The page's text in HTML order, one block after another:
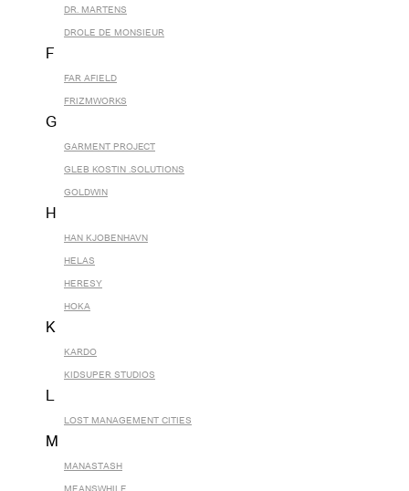
DR. MARTENS
DROLE DE MONSIEUR
F
FAR AFIELD
FRIZMWORKS
G
GARMENT PROJECT
GLEB KOSTIN .SOLUTIONS
GOLDWIN
H
HAN KJOBENHAVN
HELAS
HERESY
HOKA
K
KARDO
KIDSUPER STUDIOS
L
LOST MANAGEMENT CITIES
M
MANASTASH